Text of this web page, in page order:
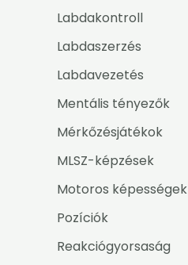
Labdakontroll
Labdaszerzés
Labdavezetés
Mentális tényezők
Mérkőzésjátékok
MLSZ-képzések
Motoros képességek
Pozíciók
Reakciógyorsaság